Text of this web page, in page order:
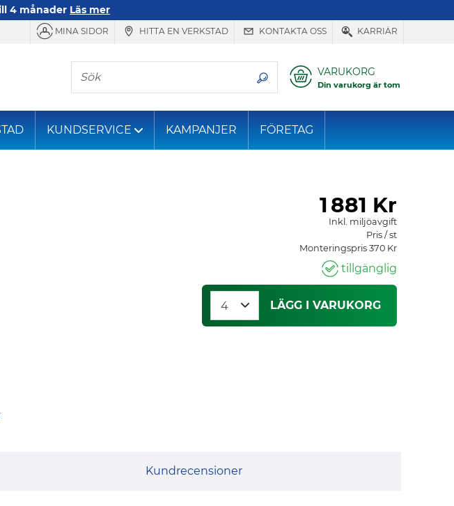
4 månader Läs mer
MINA SIDOR HITTA EN VERKSTAD KONTAKTA OSS KARRIÄR
Sök VARUKORG
Din varukorg är tom
KUNDSERVICE KAMPANJER FÖRETAG
1881 Kr
Inkl. miljöavgift
Pris / st
Monteringspris 370 Kr
tillgänglig
LÄGG I VARUKORG
Kundrecensioner